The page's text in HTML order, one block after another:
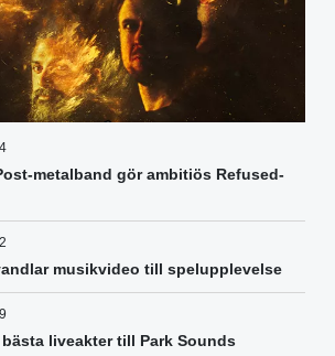
metalband gör ambitiös Refused-
musikvideo till spelupplevelse
liveakter till Park Sounds